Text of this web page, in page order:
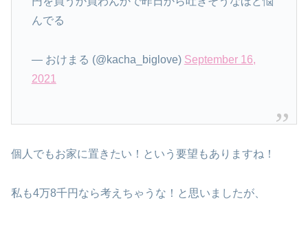
んでる
— おけまる (@kacha_biglove) September 16,
2021
個人でもお家に置きたい！という要望もありますね！
私も4万8千円なら考えちゃうな！と思いましたが、